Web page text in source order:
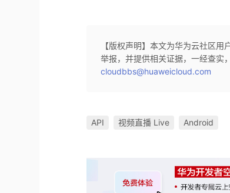
【版权声明】本文为华为云社区
举报，并提供相关证据，一经查实
cloudbbs@huaweicloud.com
API 视频直播 Live Android